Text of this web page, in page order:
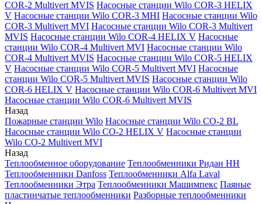
COR-2 Multivert MVIS Насосные станции Wilo COR-3 HELIX
V Насосные станции Wilo COR-3 MHI Насосные станции Wilo
COR-3 Multivert MVI Насосные станции Wilo COR-3 Multivert
MVIS Насосные станции Wilo COR-4 HELIX V Насосные
станции Wilo COR-4 Multivert MVI Насосные станции Wilo
COR-4 Multivert MVIS Насосные станции Wilo COR-5 HELIX
V Насосные станции Wilo COR-5 Multivert MVI Насосные
станции Wilo COR-5 Multivert MVIS Насосные станции Wilo
COR-6 HELIX V Насосные станции Wilo COR-6 Multivert MVI
Насосные станции Wilo COR-6 Multivert MVIS
Назад
Пожарные станции Wilo Насосные станции Wilo CO-2 BL
Насосные станции Wilo CO-2 HELIX V Насосные станции
Wilo CO-2 Multivert MVI
Назад
Теплообменное оборудование Теплообменники Ридан НН
Теплообменники Danfoss Теплообменники Alfa Laval
Теплообменники Этра Теплообменники Машимпекс Паяные
пластинчатые теплообменники Разборные теплообменники